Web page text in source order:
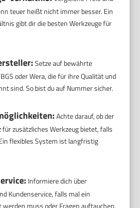
teuer heißt nicht immer besser. Ein
gibt dir die besten Werkzeuge für
Setze auf bewährte
oder Wera, die für ihre Qualität und
sind. So bist du auf Nummer sicher.
Achte darauf, ob der
zusätzliches Werkzeug bietet, falls
flexibles System ist langfristig
Informiere dich über
Kundenservice, falls mal ein
muss oder Fragen auftauchen.